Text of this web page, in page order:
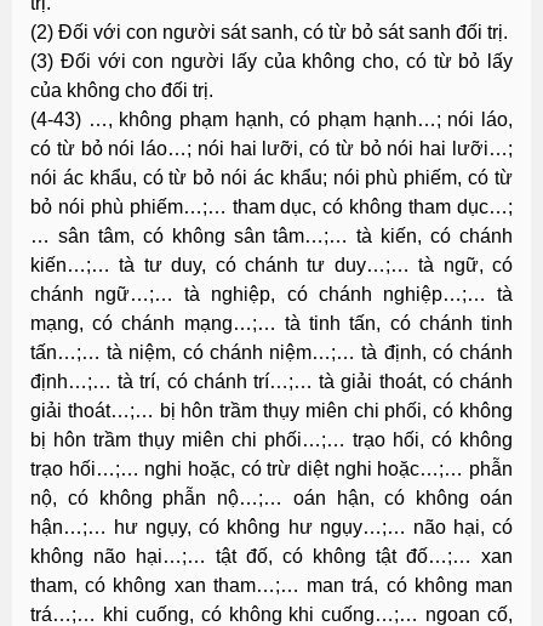
(2) Ðối với con người sát sanh, có từ bỏ sát sanh đối trị.
(3) Ðối với con người lấy của không cho, có từ bỏ lấy
của không cho đối trị.
(4-43) …, không phạm hạnh, có phạm hạnh…; nói láo,
có từ bỏ nói láo…; nói hai lưỡi, có từ bỏ nói hai lưỡi…;
nói ác khẩu, có từ bỏ nói ác khẩu; nói phù phiếm, có từ
bỏ nói phù phiếm…;… tham dục, có không tham dục…;
… sân tâm, có không sân tâm…;… tà kiến, có chánh
kiến…;… tà tư duy, có chánh tư duy…;… tà ngữ, có
chánh ngữ…;… tà nghiệp, có chánh nghiệp…;… tà
mạng, có chánh mạng…;… tà tinh tấn, có chánh tinh
tấn…;… tà niệm, có chánh niệm…;… tà định, có chánh
định…;… tà trí, có chánh trí…;… tà giải thoát, có chánh
giải thoát…;… bị hôn trầm thụy miên chi phối, có không
bị hôn trầm thụy miên chi phối…;… trạo hối, có không
trạo hối…;… nghi hoặc, có trừ diệt nghi hoặc…;… phẫn
nộ, có không phẫn nộ…;… oán hận, có không oán
hận…;… hư ngụy, có không hư ngụy…;… não hại, có
không não hại…;… tật đố, có không tật đố…;… xan
tham, có không xan tham…;… man trá, có không man
trá…;… khi cuống, có không khi cuống…;… ngoan cố,